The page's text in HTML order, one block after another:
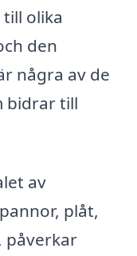
olika
den
några av de
bidrar till
av
plåt,
påverkar